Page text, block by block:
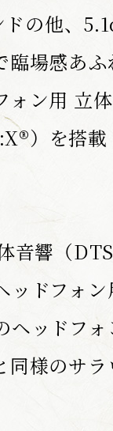
の他、
臨場感あ
ォン用 立
）を搭載
音響（
ッドフォ
ヘッドフ
同様のサ